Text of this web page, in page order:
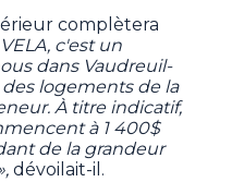
complètera
c'est un
dans Vaudreuil-
des logements de la
À titre indicatif,
à 1 400$
de la grandeur
dévoilait-il.